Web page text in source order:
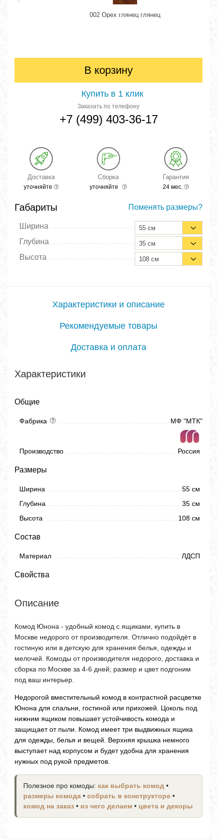
002 Орех глянец глянец
В корзину
Купить в 1 клик
Заказать по телефону
+7 (499) 403-36-17
Доставка
уточняйте
Сборка
уточняйте
Гарантия
24 мес.
Габариты Поменять размеры?
Ширина 55 см
Глубина 35 см
Высота 108 см
Характеристики и описание
Рекомендуемые товары
Доставка и оплата
Характеристики
Общие
Фабрика МФ "МТК"
Производство Россия
Размеры
Ширина
55 см
Глубина
35 см
Высота
108 см
Состав
Материал ЛДСП
Свойства
Описание
Комод Юнона - удобный комод с ящиками, купить в
Москве недорого от производителя. Отлично подойдёт в
гостиную или в детскую для хранения белья, одежды и
мелочей. Комоды от производителя недорого, доставка и
сборка по Москве за 4-6 дней; размер и цвет подгоним
под ваш интерьер.
Недорогой вместительный комод в контрастной расцветке
Юнона для спальни, гостиной или прихожей. Цоколь под
нижним ящиком повышает устойчивость комода и
защищает от пыли. Комод имеет три выдвижных ящика
для одежды, белья и вещей. Верхняя крышка немного
выступает над корпусом и будет удобна для хранения
нужных под рукой предметов.
Полезное про комоды: как выбрать комод •
размеры комода • собрать в конструкторе •
комод на заказ • из чего делаем • цвета и декоры